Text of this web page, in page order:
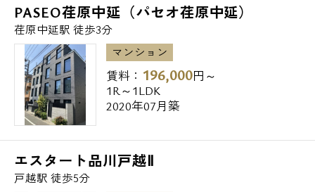
■その他
第二京浜沿い
戸越公園 徒歩10分
PASEO荏原中延（パセオ荏原中延）
荏原中延駅 徒歩3分
マンション
賃料： 196,000円～
1R～1LDK
2020年07月築
エスタート品川戸越Ⅱ
戸越駅 徒歩5分